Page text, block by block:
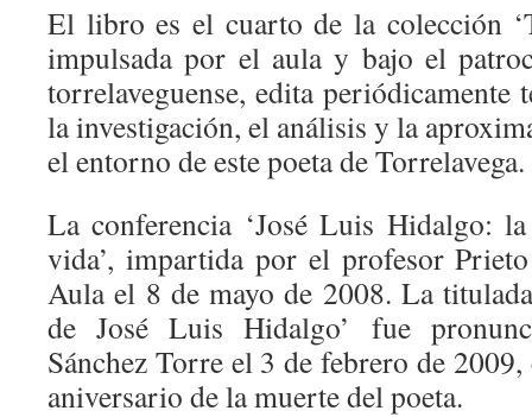
El libro es el cuarto de la colección
impulsada por el aula y bajo el
torrelaveguense, edita periódicamente
la investigación, el análisis y la
el entorno de este poeta de Torrelavega.
La conferencia ‘José Luis Hidalgo:
vida’, impartida por el profesor
Aula el 8 de mayo de 2008. La
de José Luis Hidalgo’ fue
Sánchez Torre el 3 de febrero de
aniversario de la muerte del poeta.